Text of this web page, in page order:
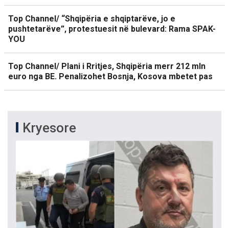
Top Channel/ “Shqipëria e shqiptarëve, jo e
pushtetarëve”, protestuesit në bulevard: Rama SPAK-
YOU
Top Channel/ Plani i Rritjes, Shqipëria merr 212 mln
euro nga BE. Penalizohet Bosnja, Kosova mbetet pas
Kryesore